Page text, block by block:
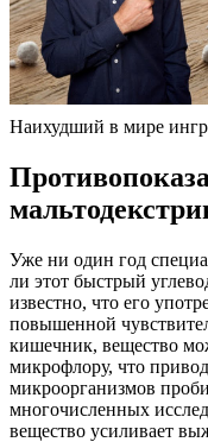
Наихудший в мире
Уже ни один год
ли этот быстрый
известно, что его
повышенной
кишечник, вещество
микрофлору, что
микроорганизмов
многочисленных
вещество усиливает